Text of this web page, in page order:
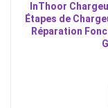
InThoor
Étapes de
Réparation